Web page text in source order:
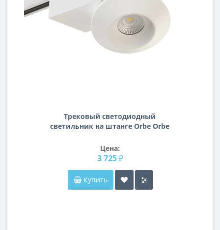
Трековый светодиодный
светильник на штанге Orbe Orbe
Цена:
3 725 ₽
Купить